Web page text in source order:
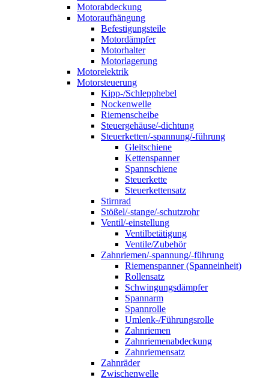
Motorabdeckung
Motoraufhängung
Befestigungsteile
Motordämpfer
Motorhalter
Motorlagerung
Motorelektrik
Motorsteuerung
Kipp-/Schlepphebel
Nockenwelle
Riemenscheibe
Steuergehäuse/-dichtung
Steuerketten/-spannung/-führung
Gleitschiene
Kettenspanner
Spannschiene
Steuerkette
Steuerkettensatz
Stirnrad
Stößel/-stange/-schutzrohr
Ventil/-einstellung
Ventilbetätigung
Ventile/Zubehör
Zahnriemen/-spannung/-führung
Riemenspanner (Spanneinheit)
Rollensatz
Schwingungsdämpfer
Spannarm
Spannrolle
Umlenk-/Führungsrolle
Zahnriemen
Zahnriemenabdeckung
Zahnriemensatz
Zahnräder
Zwischenwelle